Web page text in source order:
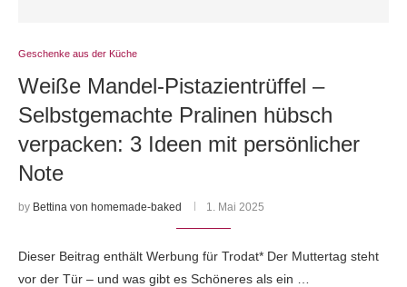
Geschenke aus der Küche
Weiße Mandel-Pistazientrüffel –
Selbstgemachte Pralinen hübsch
verpacken: 3 Ideen mit persönlicher
Note
by Bettina von homemade-baked 1. Mai 2025
Dieser Beitrag enthält Werbung für Trodat* Der Muttertag steht
vor der Tür – und was gibt es Schöneres als ein …